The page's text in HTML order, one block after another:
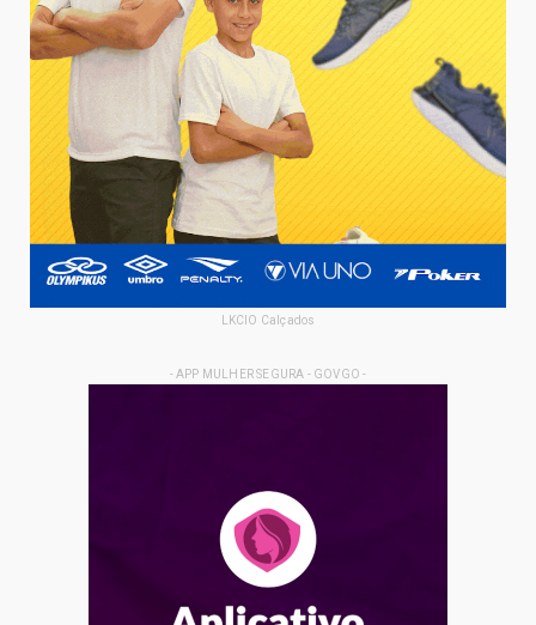
LKCIO Calçados
- APP MULHER SEGURA - GOVGO -